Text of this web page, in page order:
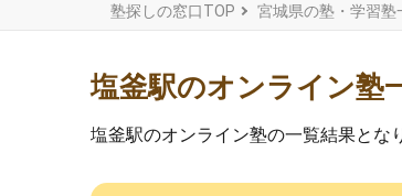
塾探しの窓口TOP 宮城県の塾・学習塾
塩釜駅のオンライン塾
塩釜駅のオンライン塾の一覧結果とな